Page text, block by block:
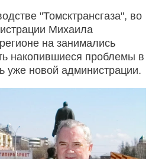
"Томсктрансгаза", во
Михаила
на занимались
накопившиеся проблемы в
уже новой администрации.